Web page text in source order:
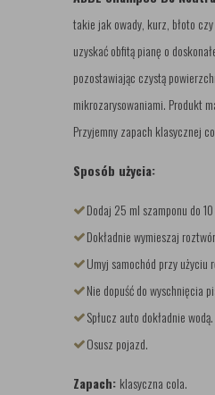
takie jak owady, kurz, błoto
uzyskać obfitą pianę o
pozostawiając czystą
mikrozarysowaniami. Produkt
Przyjemny zapach klasycznej
Sposób użycia:
Dodaj 25 ml szamponu do
Dokładnie wymieszaj
Umyj samochód przy
Nie dopuść do wyschnięcia
Spłucz auto dokładnie wodą.
Osusz pojazd.
Zapach: klasyczna cola.